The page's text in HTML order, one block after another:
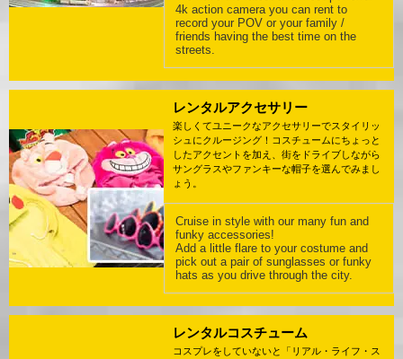
4k action camera you can rent to
record your POV or your family /
friends having the best time on the
streets.
レンタルアクセサリー
楽しくてユニークなアクセサリーでスタイリッ
シュにクルージング！コスチュームにちょっと
したアクセントを加え、街をドライブしながら
サングラスやファンキーな帽子を選んでみまし
ょう。
Cruise in style with our many fun and
funky accessories!
Add a little flare to your costume and
pick out a pair of sunglasses or funky
hats as you drive through the city.
レンタルコスチューム
コスプレをしていないと「リアル・ライフ・ス